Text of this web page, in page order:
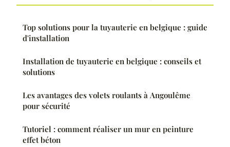
Top solutions pour la tuyauterie en belgique : guide
d'installation
Installation de tuyauterie en belgique : conseils et
solutions
Les avantages des volets roulants à Angoulême
pour sécurité
Tutoriel : comment réaliser un mur en peinture
effet béton